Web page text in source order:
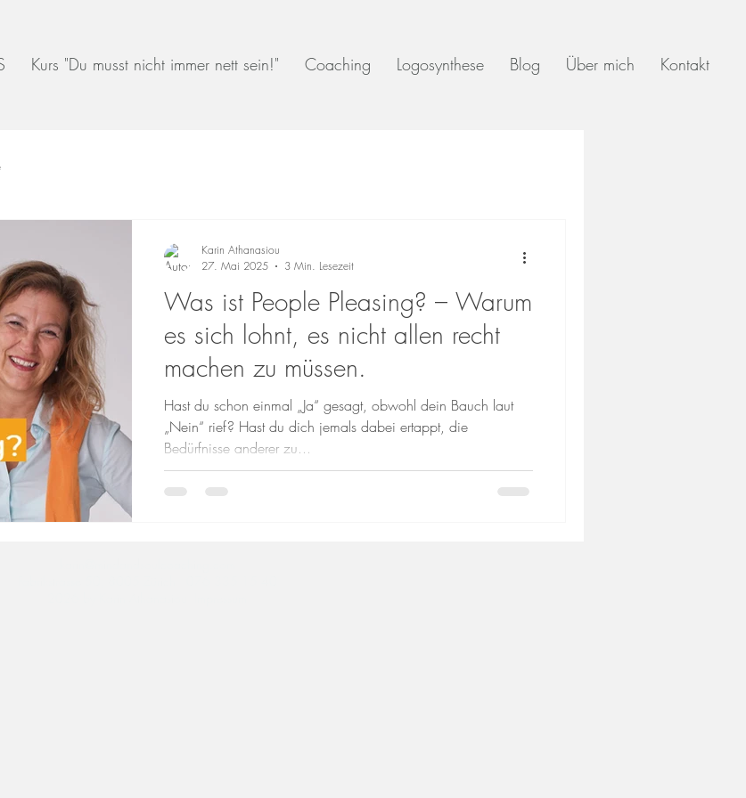
Kurs "Du musst nicht immer nett sein!" Coaching Logosynthese Blog Über mich Kontakt
Was ist People Pleasing? – Warum
es sich lohnt, es nicht allen recht
machen zu müssen.
Hast du schon einmal „Ja“ gesagt, obwohl dein Bauch laut
„Nein“ rief? Hast du dich jemals dabei ertappt, die
Bedürfnisse anderer zu...
Karin Athanasiou
27. Mai 2025
3 Min. Lesezeit